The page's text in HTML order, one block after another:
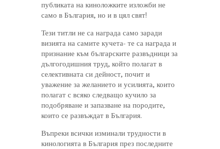
публиката на киноложките изложби не
само в България, но и в цял свят!
Тези титли не са награда само заради
визията на самите кучета- те са награда и
признание към българските развъдници за
дългогодишния труд, който полагат в
селективната си дейност, почит и
уважение за желанието и усилията, които
полагат с всяко следващо кучило за
подобряване и запазване на породите,
които се развъждат в България.
Въпреки всички изминали трудности в
кинологията в България през последните